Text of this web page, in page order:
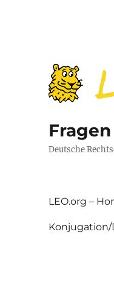
Deutsche
LEO.org –